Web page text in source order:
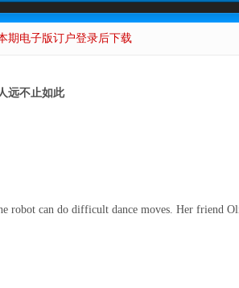
期电子版订户登录后下载
远不止如此
robot can do difficult dance moves. Her friend